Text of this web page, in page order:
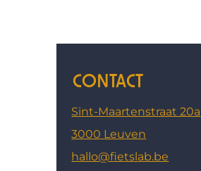
CONTACT
Sint-Maartenstraat 20a
3000 Leuven
hallo@fietslab.be